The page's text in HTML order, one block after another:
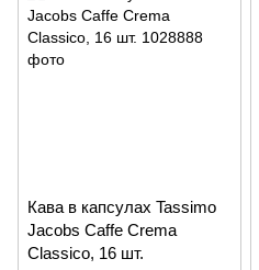
Кава в капсулах Tassimo
Jacobs Caffe Crema
Classico, 16 шт.